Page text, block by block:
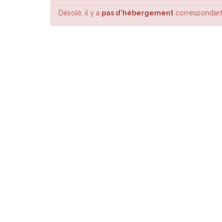
Désolé, il y a pas d'hébergement